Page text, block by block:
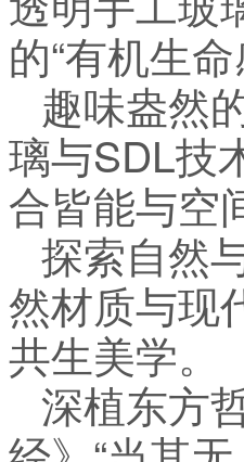
的“有机生命
趣味盎然
璃与SDL技
合皆能与空
探索自然
然材质与现
共生美学。
深植东方